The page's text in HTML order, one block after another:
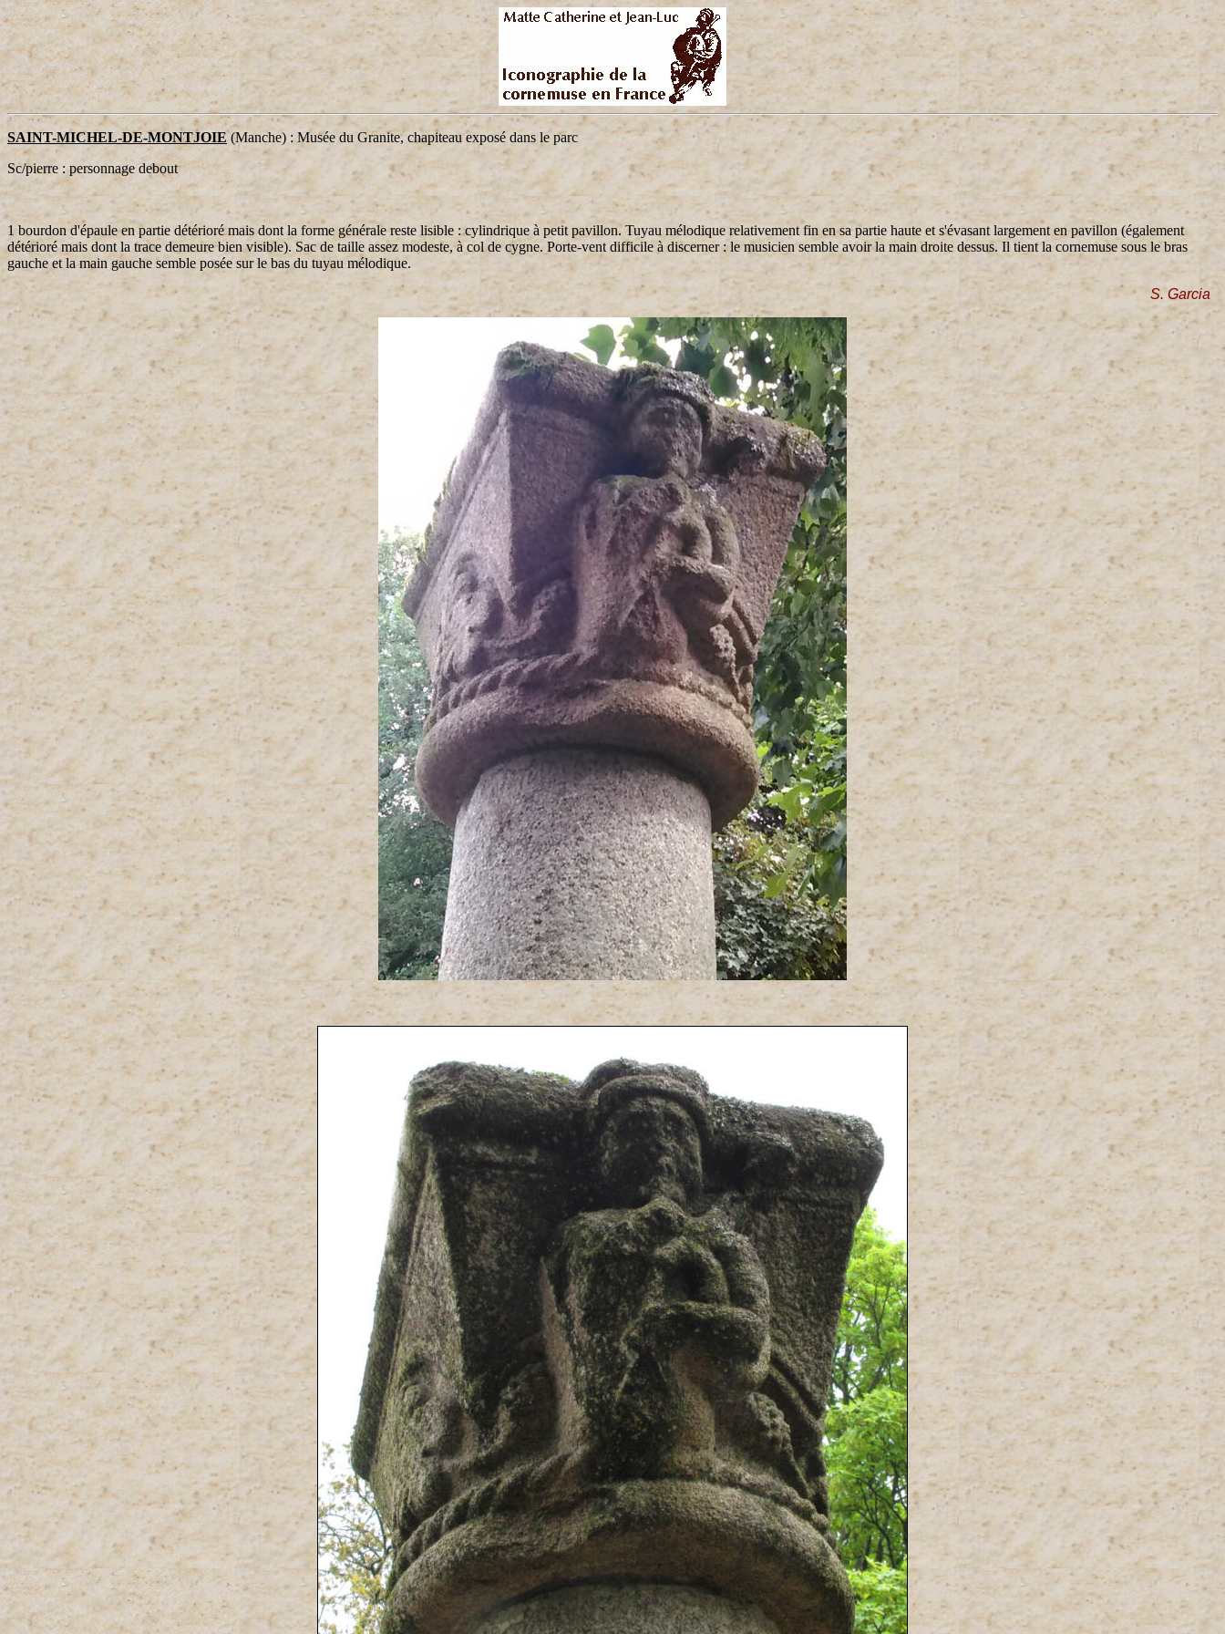
SAINT-MICHEL-DE-MONTJOIE(Manche) : Musée du Granite, chapiteau exposé dans le parc
Sc/pierre : personnage debout
1 bourdon d'épaule en partie détérioré mais dont la forme générale reste lisible : cylindrique à petit pavillon. Tuyau mélodique relativement fin en sa partie haute et s'évasant largement en pavillon (également
détérioré mais dont la trace demeure bien visible). Sac de taille assez modeste, à col de cygne. Porte-vent difficile à discerner : le musicien semble avoir la main droite dessus. Il tient la cornemuse sous le bras
gauche et la main gauche semble posée sur le bas du tuyau mélodique.
S. Garcia